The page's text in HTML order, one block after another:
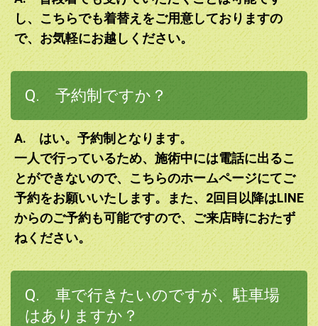
し、こちらでも着替えをご用意しておりますの
で、お気軽にお越しください。
Q. 予約制ですか？
A. はい。予約制となります。
一人で行っているため、施術中には電話に出るこ
とができないので、こちらのホームページにてご
予約をお願いいたします。また、2回目以降はLINE
からのご予約も可能ですので、ご来店時におたず
ねください。
Q. 車で行きたいのですが、駐車場
はありますか？